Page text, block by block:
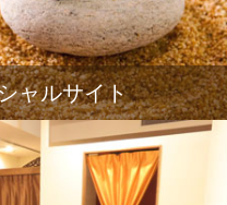
ャルサイト